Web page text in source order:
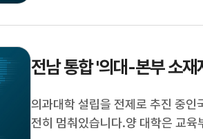
전남 통합 '의대-본부 소재
의과대학 설립을 전제로 추진 중인
전히 멈춰있습니다.양 대학은 교육